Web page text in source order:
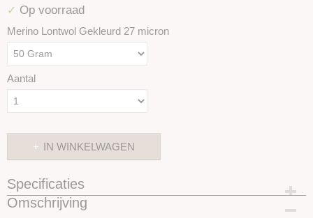
✓ Op voorraad
Merino Lontwol Gekleurd 27 micron
Aantal
IN WINKELWAGEN
Specificaties
Productcode
Omschrijving